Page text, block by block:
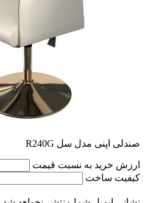
صندلی اپنی مدل سل R240G
ارزش خرید به نسبت قیمت
کیفیت ساخت